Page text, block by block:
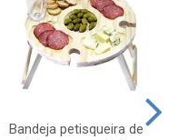
Bandeja petisqueira de